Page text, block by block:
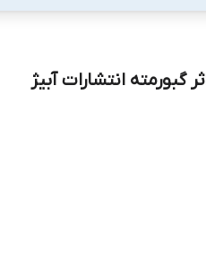
گبورمته انتشارات آبیژ